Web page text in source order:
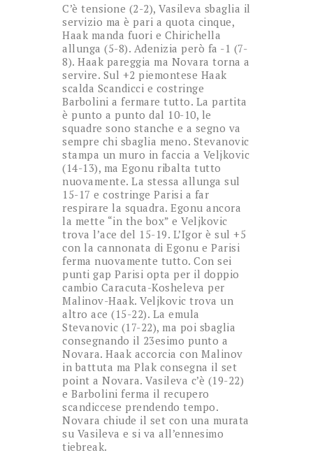
C’è tensione (2-2), Vasileva sbaglia il
servizio ma è pari a quota cinque,
Haak manda fuori e Chirichella
allunga (5-8). Adenizia però fa -1 (7-
8). Haak pareggia ma Novara torna a
servire. Sul +2 piemontese Haak
scalda Scandicci e costringe
Barbolini a fermare tutto. La partita
è punto a punto dal 10-10, le
squadre sono stanche e a segno va
sempre chi sbaglia meno. Stevanovic
stampa un muro in faccia a Veljkovic
(14-13), ma Egonu ribalta tutto
nuovamente. La stessa allunga sul
15-17 e costringe Parisi a far
respirare la squadra. Egonu ancora
la mette “in the box” e Veljkovic
trova l’ace del 15-19. L’Igor è sul +5
con la cannonata di Egonu e Parisi
ferma nuovamente tutto. Con sei
punti gap Parisi opta per il doppio
cambio Caracuta-Kosheleva per
Malinov-Haak. Veljkovic trova un
altro ace (15-22). La emula
Stevanovic (17-22), ma poi sbaglia
consegnando il 23esimo punto a
Novara. Haak accorcia con Malinov
in battuta ma Plak consegna il set
point a Novara. Vasileva c’è (19-22)
e Barbolini ferma il recupero
scandiccese prendendo tempo.
Novara chiude il set con una murata
su Vasileva e si va all’ennesimo
tiebreak.